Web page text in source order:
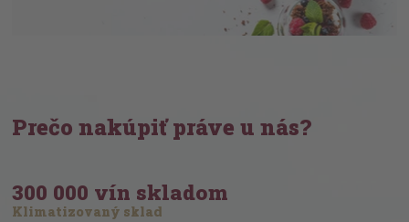
Prečo nakúpiť práve u nás?
300 000 vín skladom
Klimatizovaný sklad